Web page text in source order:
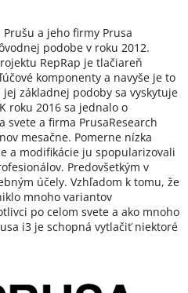
a jeho firmy Prusa
podobe v roku 2012.
RepRap je tlačiareň
komponenty a navyše je to
základnej podoby sa vyskytuje
roku 2016 sa jednalo o
a firma PrusaResearch
mesačne. Pomerne nízka
a modifikácie ju spopularizovali
Predovšetkým v
účely. Vzhľadom k tomu, že
mnoho variantov
po celom svete a ako mnoho
i3 je schopná vytlačiť niektoré